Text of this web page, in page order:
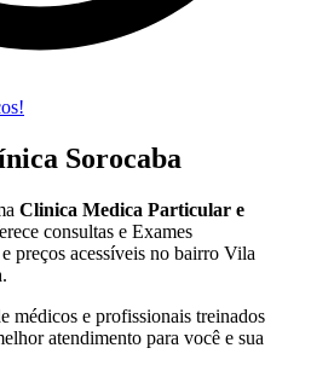
Sorocaba
Clinica Medica Particular e
consultas e Exames
preços acessíveis no bairro Vila
.
médicos e profissionais treinados
atendimento para você e sua